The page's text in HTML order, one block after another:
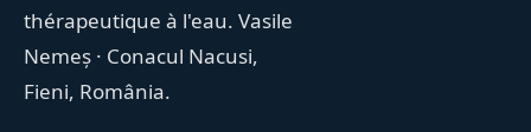
thérapeutique à l'eau. Vasile
Nemeș · Conacul Nacusi,
Fieni, România.